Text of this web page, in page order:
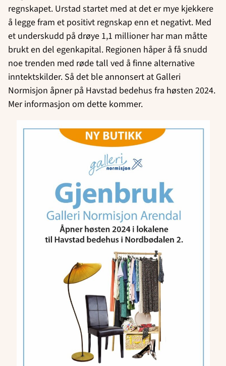
regnskapet. Urstad startet med at det er mye kjekkere
å legge fram et positivt regnskap enn et negativt. Med
et underskudd på drøye 1,1 millioner har man måtte
brukt en del egenkapital. Regionen håper å få snudd
noe trenden med røde tall ved å finne alternative
inntektskilder. Så det ble annonsert at Galleri
Normisjon åpner på Havstad bedehus fra høsten 2024.
Mer informasjon om dette kommer.